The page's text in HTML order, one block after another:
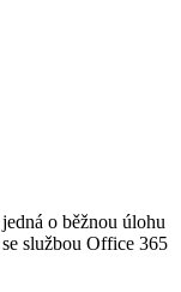
o běžnou úlohu
službou Office 365